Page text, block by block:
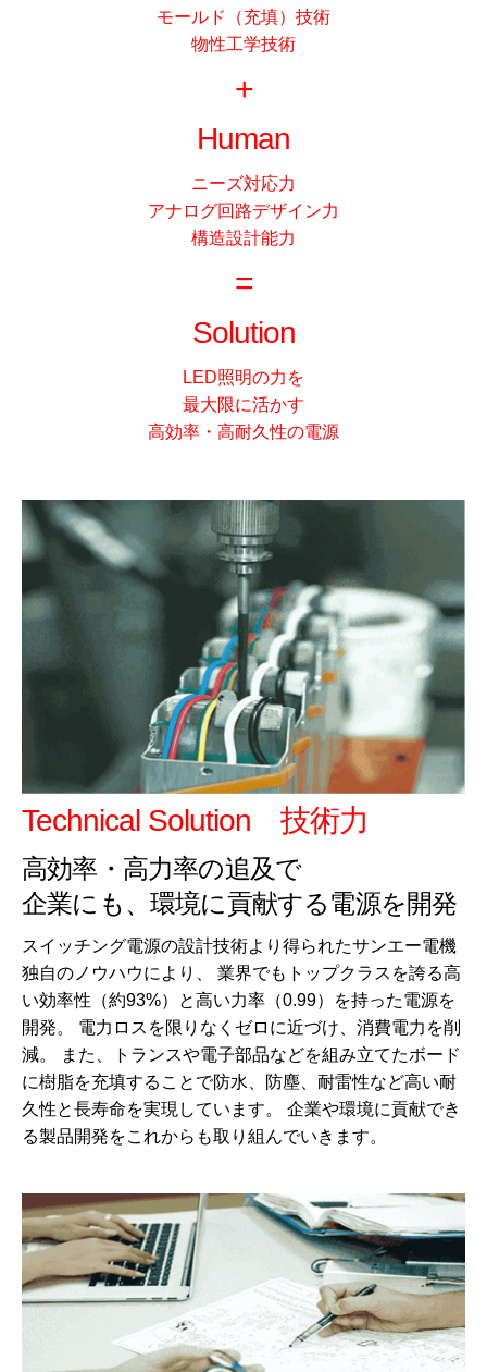
モールド（充填）技術
物性工学技術
+
Human
ニーズ対応力
アナログ回路デザイン力
構造設計能力
=
Solution
LED照明の力を
最大限に活かす
高効率・高耐久性の電源
Technical Solution 技術力
高効率・高力率の追及で
企業にも、環境に貢献する電源を開発
スイッチング電源の設計技術より得られたサンエー電機
独自のノウハウにより、 業界でもトップクラスを誇る高
い効率性（約93%）と高い力率（0.99）を持った電源を
開発。 電力ロスを限りなくゼロに近づけ、消費電力を削
減。 また、トランスや電子部品などを組み立てたボード
に樹脂を充填することで防水、防塵、耐雷性など高い耐
久性と長寿命を実現しています。 企業や環境に貢献でき
る製品開発をこれからも取り組んでいきます。